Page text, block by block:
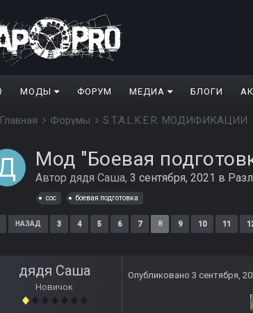
МОДЫ ФОРУМ МЕДИА БЛОГИ
Главная Форумы S.T.A.L.K.E.R. МОДИФИКАЦИИ
Мод "Боевая
Автор дядя Саша, 3 сентября, 2021 в
coc боевая подготовка
НАЗАД 3 4 5 6 7 8 9 10 11
дядя Саша
Новичок
Опубликовано 3 сентября,